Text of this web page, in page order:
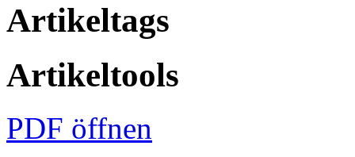
Artikeltags
Artikeltools
PDF öffnen